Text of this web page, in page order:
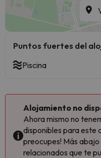
Puntos fuertes del
Piscina
Alojamiento no
Ahora mismo no
disponibles para este
preocupes! Más
relacionados que te